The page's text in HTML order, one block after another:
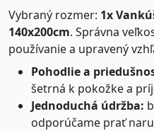
Vybraný rozmer: 1x
140x200cm. Správna
používanie a upravený
Pohodlie a
šetrná k pokožke a
Jednoduchá údržba:
odporúčame prať